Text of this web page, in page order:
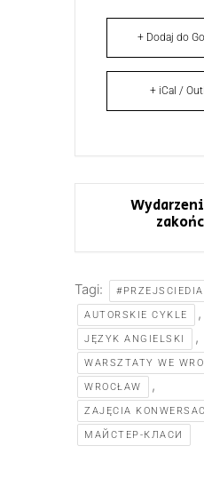
+ Dodaj do
+ iCal /
Tagi:
AUTORSKIE CYKLE ,
JĘZYK ANGIELSKI ,
WARSZTATY WE
WROCŁAW ,
ZAJĘCIA
МАЙСТЕР-КЛАСИ